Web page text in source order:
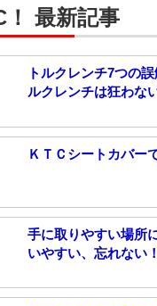
！ 最新記事
トルクレンチ7つの
ルクレンチは狂わな
ＫＴＣシートカバー
手に取りやすい場所
いやすい、忘れない！